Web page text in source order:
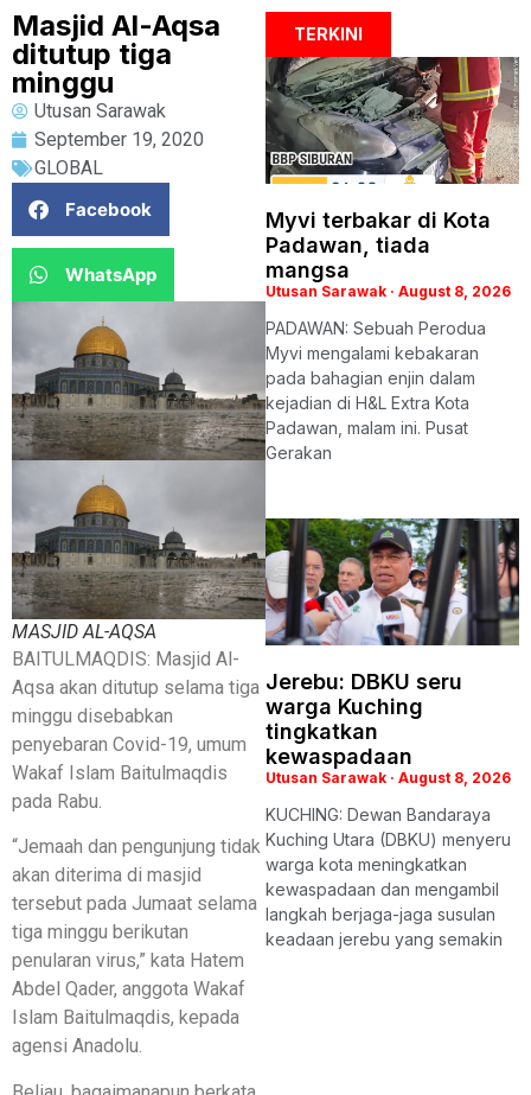
Masjid Al-Aqsa
ditutup tiga
minggu
Utusan Sarawak
September 19, 2020
GLOBAL
Facebook
WhatsApp
MASJID AL-AQSA
BAITULMAQDIS: Masjid Al-
Aqsa akan ditutup selama tiga
minggu disebabkan
penyebaran Covid-19, umum
Wakaf Islam Baitulmaqdis
pada Rabu.
“Jemaah dan pengunjung tidak
akan diterima di masjid
tersebut pada Jumaat selama
tiga minggu berikutan
penularan virus,” kata Hatem
Abdel Qader, anggota Wakaf
Islam Baitulmaqdis, kepada
agensi Anadolu.
TERKINI
Myvi terbakar di Kota
Padawan, tiada
mangsa
Utusan Sarawak August 8, 2026
PADAWAN: Sebuah Perodua
Myvi mengalami kebakaran
pada bahagian enjin dalam
kejadian di H&L Extra Kota
Padawan, malam ini. Pusat
Gerakan
Jerebu: DBKU seru
warga Kuching
tingkatkan
kewaspadaan
Utusan Sarawak August 8, 2026
KUCHING: Dewan Bandaraya
Kuching Utara (DBKU) menyeru
warga kota meningkatkan
kewaspadaan dan mengambil
langkah berjaga-jaga susulan
keadaan jerebu yang semakin